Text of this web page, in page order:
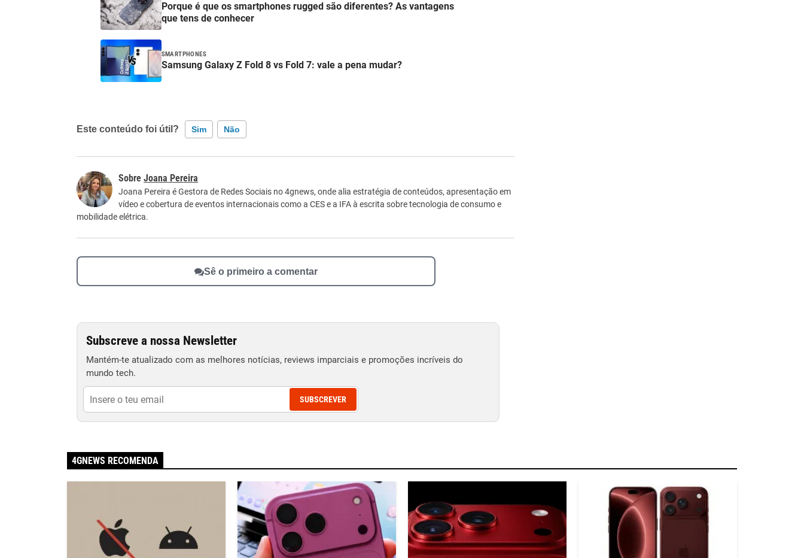
Porque é que os smartphones rugged são diferentes? As vantagens
que tens de conhecer
SMARTPHONES
Samsung Galaxy Z Fold 8 vs Fold 7: vale a pena mudar?
Este conteúdo foi útil? Sim Não
Este conteúdo não tem a informação que procuro
Outro
Joana Pereira
Joana Pereira é Gestora de Redes Sociais no 4gnews, onde alia estratégia de conteúdos, apresentação em
vídeo e cobertura de eventos internacionais como a CES e a IFA à escrita sobre tecnologia de consumo e
mobilidade elétrica.
Sê o primeiro a comentar
Subscreve a nossa Newsletter
Mantém-te atualizado com as melhores notícias, reviews imparciais e promoções incríveis do
mundo tech.
SUBSCREVER
4GNEWS RECOMENDA